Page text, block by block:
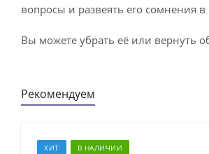
вопросы и развеять его сомнения
Вы можете убрать её или вернуть
Рекомендуем
ХИТ В НАЛИЧИИ